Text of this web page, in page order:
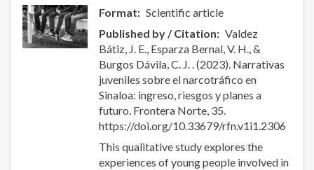
Format
Scientific article
Published by / Citation
Valdez
Bátiz, J. E., Esparza Bernal, V. H., &
Burgos Dávila, C. J. . (2023). Narrativas
juveniles sobre el narcotráfico en
Sinaloa: ingreso, riesgos y planes a
futuro. Frontera Norte, 35.
https://doi.org/10.33679/rfn.v1i1.2306
This qualitative study explores the
experiences of young people involved in